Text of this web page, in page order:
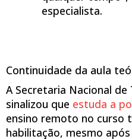
especialista.
Continuidade da aula
A Secretaria Nacional
sinalizou que estuda a
ensino remoto no curso
habilitação, mesmo